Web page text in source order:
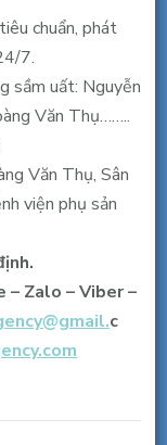
chuẩn, phát
7.
sầm uất: Nguyễn
Văn Thụ……..
Văn Thụ, Sân
viện phụ sản
Zalo – Viber –
c